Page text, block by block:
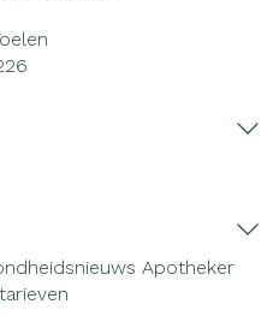
Apotheker